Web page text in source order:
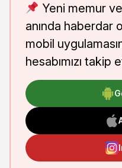
Yeni memur
anında haberdar
mobil
hesabımızı takip